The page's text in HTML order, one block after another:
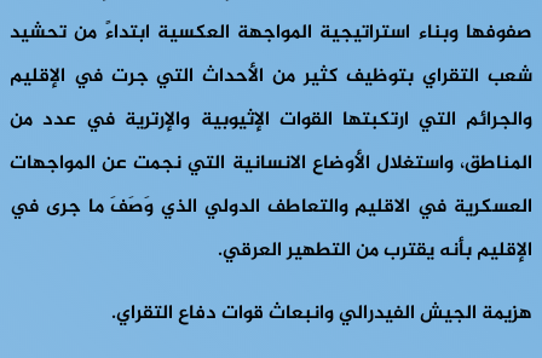
صفوفها وبناء استراتيجية المواجهة العكسية ابتداءً من تحشيد
شعب التقراي بتوظيف كثير من الأحداث التي جرت في الإقليم
والجرائم التي ارتكبتها القوات الإثيوبية والإرترية في عدد من
المناطق، واستغلال الأوضاع الانسانية التي نجمت عن المواجهات
العسكرية في الاقليم والتعاطف الدولي الذي وَصَفَ ما جرى في
الإقليم بأنه يقترب من التطهير العرقي.
هزيمة الجيش الفيدرالي وانبعاث قوات دفاع التقراي.